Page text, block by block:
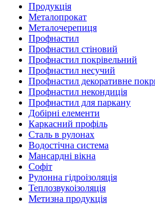
Продукція
Металопрокат
Металочерепиця
Профнастил
Профнастил стіновий
Профнастил покрівельний
Профнастил несучий
Профнастил декоративне
Профнастил некондиція
Профнастил для паркану
Добірні елементи
Каркасний профіль
Сталь в рулонах
Водостічна система
Мансардні вікна
Софіт
Рулонна гідроізоляція
Теплозвукоізоляція
Метизна продукція